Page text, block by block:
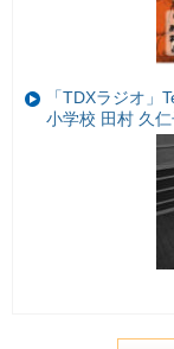
「TDXラジオ」
小学校 田村 久